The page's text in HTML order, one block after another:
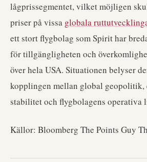
lågprissegmentet, vilket möjligen
priser på vissa globala
ett stort flygbolag som Spirit har
för tillgängligheten och
över hela USA. Situationen belyser
kopplingen mellan global geopolitik,
stabilitet och flygbolagens operativa
Källor: Bloomberg The Points Guy